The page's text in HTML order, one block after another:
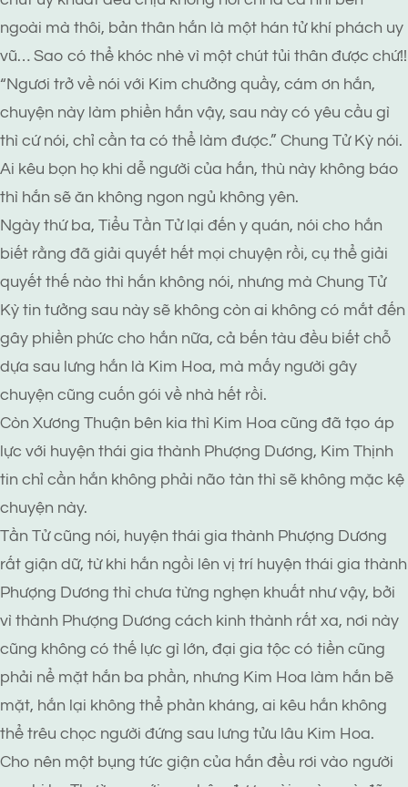
ngoài mà thôi, bản thân hắn là một hán tử khí phách uy
vũ… Sao có thể khóc nhè vì một chút tủi thân được chứ!!
“Ngươi trở về nói với Kim chưởng quầy, cám ơn hắn,
chuyện này làm phiền hắn vậy, sau này có yêu cầu gì
thì cứ nói, chỉ cần ta có thể làm được.” Chung Tử Kỳ nói.
Ai kêu bọn họ khi dễ người của hắn, thù này không báo
thì hắn sẽ ăn không ngon ngủ không yên.
Ngày thứ ba, Tiểu Tần Tử lại đến y quán, nói cho hắn
biết rằng đã giải quyết hết mọi chuyện rồi, cụ thể giải
quyết thế nào thì hắn không nói, nhưng mà Chung Tử
Kỳ tin tưởng sau này sẽ không còn ai không có mắt đến
gây phiền phức cho hắn nữa, cả bến tàu đều biết chỗ
dựa sau lưng hắn là Kim Hoa, mà mấy người gây
chuyện cũng cuốn gói về nhà hết rồi.
Còn Xương Thuận bên kia thì Kim Hoa cũng đã tạo áp
lực với huyện thái gia thành Phượng Dương, Kim Thịnh
tin chỉ cần hắn không phải não tàn thì sẽ không mặc kệ
chuyện này.
Tần Tử cũng nói, huyện thái gia thành Phượng Dương
rất giận dữ, từ khi hắn ngồi lên vị trí huyện thái gia thành
Phượng Dương thì chưa từng nghẹn khuất như vậy, bởi
vì thành Phượng Dương cách kinh thành rất xa, nơi này
cũng không có thế lực gì lớn, đại gia tộc có tiền cũng
phải nể mặt hắn ba phần, nhưng Kim Hoa làm hắn bẽ
mặt, hắn lại không thể phản kháng, ai kêu hắn không
thể trêu chọc người đứng sau lưng tửu lâu Kim Hoa.
Cho nên một bụng tức giận của hắn đều rơi vào người